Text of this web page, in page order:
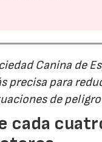
Canina de
precisa para
de peligro
cada